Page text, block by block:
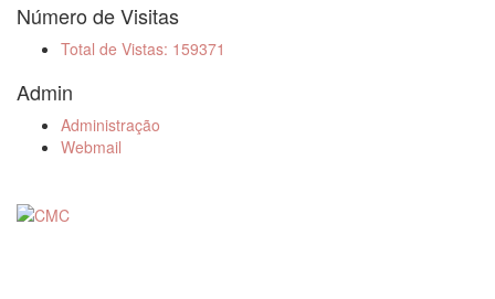
Número de Visitas
Total de Vistas: 159371
Admin
Administração
Webmail